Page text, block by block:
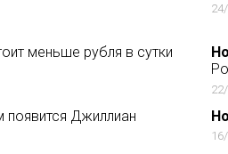
меньше рубля в сутки
появится Джиллиан